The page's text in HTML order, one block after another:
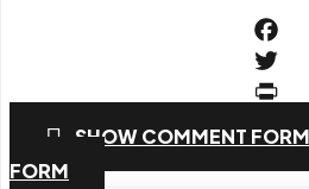
SHOW COMMENT FORM
FORM